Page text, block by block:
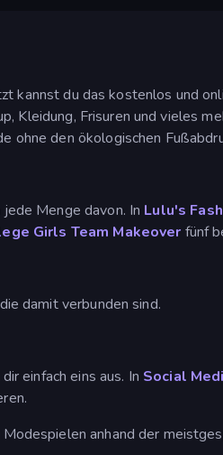
du das kostenlos und
Kleidung, Frisuren und vieles
ohne den ökologischen
Menge davon. In Lulu's
Girls Team Makeover fünf
damit verbunden sind.
einfach eins aus. In Social
anhand der